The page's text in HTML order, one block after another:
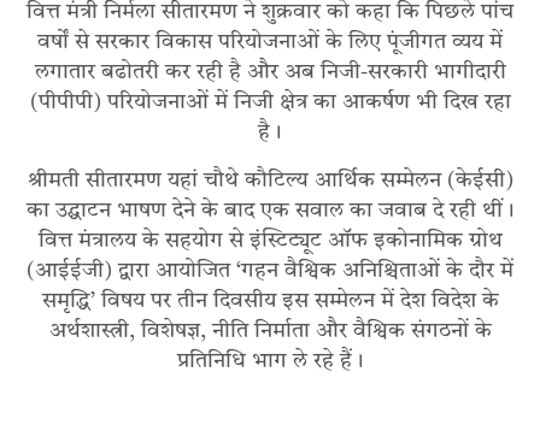
वित्त मंत्री निर्मला सीतारमण ने शुक्रवार को कहा कि पिछले पांच
वर्षों से सरकार विकास परियोजनाओं के लिए पूंजीगत व्यय में
लगातार बढोतरी कर रही है और अब निजी-सरकारी भागीदारी
(पीपीपी) परियोजनाओं में निजी क्षेत्र का आकर्षण भी दिख रहा
है।
श्रीमती सीतारमण यहां चौथे कौटिल्य आर्थिक सम्मेलन (केईसी)
का उद्घाटन भाषण देने के बाद एक सवाल का जवाब दे रही थीं।
वित्त मंत्रालय के सहयोग से इंस्टिट्यूट ऑफ इकोनामिक ग्रोथ
(आईईजी) द्वारा आयोजित ‘गहन वैश्विक अनिश्चिताओं के दौर में
समृद्धि’ विषय पर तीन दिवसीय इस सम्मेलन में देश विदेश के
अर्थशास्त्री, विशेषज्ञ, नीति निर्माता और वैश्विक संगठनों के
प्रतिनिधि भाग ले रहे हैं।